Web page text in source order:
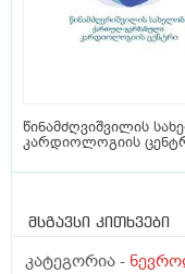
წინამძღვიშვილის
კარდიოლოგიის
მსგავსი კითხვები
კატეგორია -